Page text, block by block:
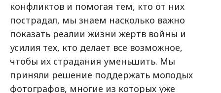
конфликтов и помогая тем, кто от них
пострадал, мы знаем насколько важно
показать реалии жизни жертв войны и
усилия тех, кто делает все возможное,
чтобы их страдания уменьшить. Мы
приняли решение поддержать молодых
фотографов, многие из которых уже